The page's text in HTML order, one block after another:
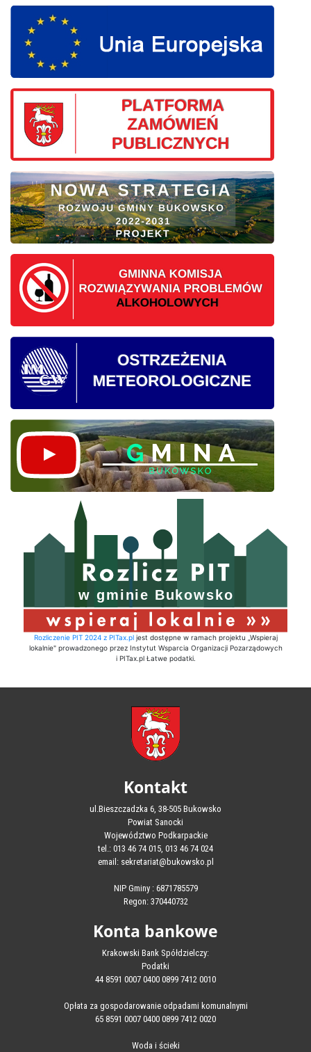
Rozliczenie PIT 2024 z PITax.pljest dostępne w ramach projektu „Wspieraj
lokalnie" prowadzonego przez Instytut Wsparcia Organizacji Pozarządowych
i PITax.pl Łatwe podatki.
Kontakt
ul.Bieszczadzka 6, 38-505 Bukowsko
Powiat Sanocki
Województwo Podkarpackie
tel.: 013 46 74 015, 013 46 74 024
email: sekretariat@bukowsko.pl
NIP Gminy : 6871785579
Regon: 370440732
Konta bankowe
Krakowski Bank Spółdzielczy:
Podatki
44 8591 0007 0400 0899 7412 0010
Opłata za gospodarowanie odpadami komunalnymi
65 8591 0007 0400 0899 7412 0020
Woda i ścieki